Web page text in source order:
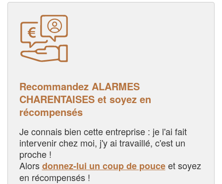
Recommandez ALARMES
CHARENTAISES et soyez en
récompensés
Je connais bien cette entreprise : je l'ai fait
intervenir chez moi, j'y ai travaillé, c'est un
proche !
Alorsdonnez-lui un coup de pouceet soyez
en récompensés !